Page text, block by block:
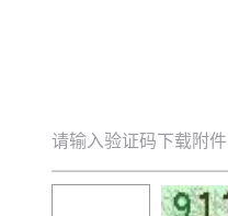
请输入验证码下载附件